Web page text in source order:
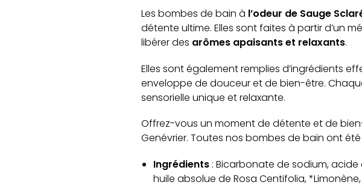
Les bombes de bain à l’odeur de Sauge
détente ultime. Elles sont faites à partir d’un
libérer des arômes apaisants et relaxants.
Elles sont également remplies d’ingrédients
enveloppe de douceur et de bien-être.
sensorielle unique et relaxante.
Offrez-vous un moment de détente et de
Genévrier. Toutes nos bombes de bain ont
Ingrédients: Bicarbonate de sodium, acide
huile absolue de Rosa Centifolia,